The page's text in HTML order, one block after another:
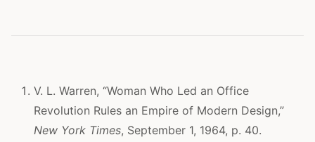
V. L. Warren, “Woman Who Led an Office
Revolution Rules an Empire of Modern Design,”
New York Times, September 1, 1964, p. 40.